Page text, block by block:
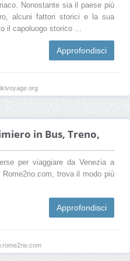
Nonostante sia il paese più
alcuni fattori storici e la sua
il capoluogo storico ...
Approfondisci
in Bus, Treno,
per viaggiare da Venezia a
trova il modo più
Approfondisci